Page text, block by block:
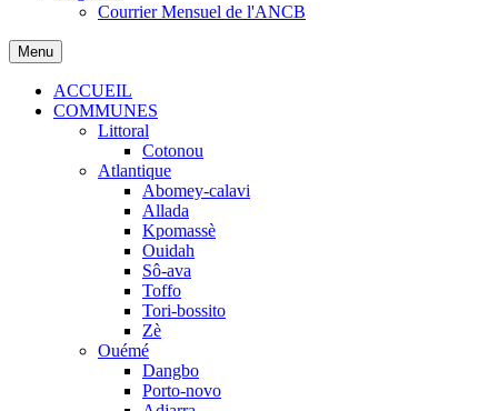
Courrier Mensuel de l'ANCB
Menu
ACCUEIL
COMMUNES
Littoral
Cotonou
Atlantique
Abomey-calavi
Allada
Kpomassè
Ouidah
Sô-ava
Toffo
Tori-bossito
Zè
Ouémé
Dangbo
Porto-novo